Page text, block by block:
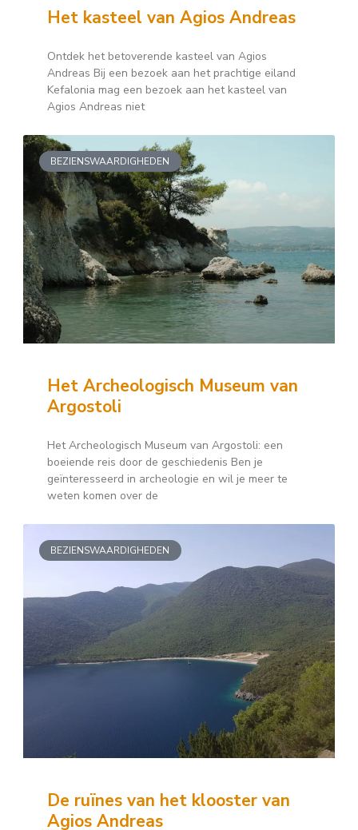
Het kasteel van Agios Andreas
Ontdek het betoverende kasteel van Agios
Andreas Bij een bezoek aan het prachtige eiland
Kefalonia mag een bezoek aan het kasteel van
Agios Andreas niet
BEZIENSWAARDIGHEDEN
Het Archeologisch Museum van
Argostoli
Het Archeologisch Museum van Argostoli: een
boeiende reis door de geschiedenis Ben je
geïnteresseerd in archeologie en wil je meer te
weten komen over de
BEZIENSWAARDIGHEDEN
De ruïnes van het klooster van
Agios Andreas